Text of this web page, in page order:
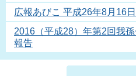
広報あびこ 平成26年8月16
2016（平成28）年第2回我
報告